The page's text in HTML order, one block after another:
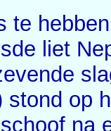
te
liet
stond op
na